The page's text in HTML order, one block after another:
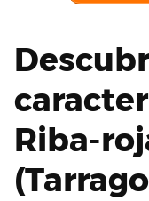
Riba-